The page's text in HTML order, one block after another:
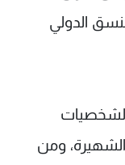
الدولي
ومن